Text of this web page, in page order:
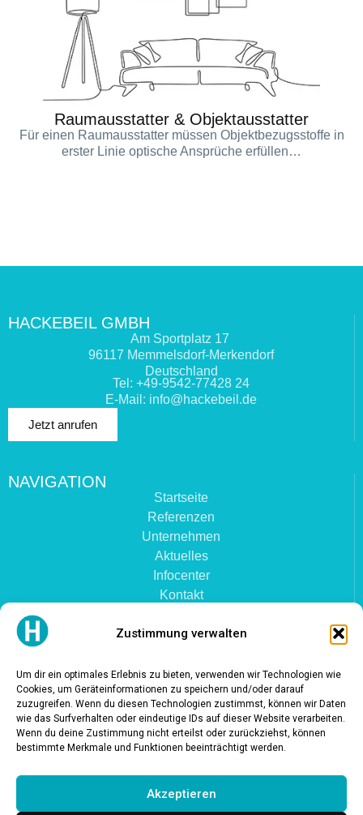
Zustimmung verwalten
Um dir ein optimales Erlebnis zu bieten, verwenden wir Technologien wie
Cookies, um Geräteinformationen zu speichern und/oder darauf
zuzugreifen. Wenn du diesen Technologien zustimmst, können wir Daten
wie das Surfverhalten oder eindeutige IDs auf dieser Website verarbeiten.
Wenn du deine Zustimmung nicht erteilst oder zurückziehst, können
bestimmte Merkmale und Funktionen beeinträchtigt werden.
Akzeptieren
Raumausstatter & Objektausstatter
Für einen Raumausstatter müssen Objektbezugsstoffe in
erster Linie optische Ansprüche erfüllen…
HACKEBEIL GMBH
Am Sportplatz 17
96117 Memmelsdorf-Merkendorf
Deutschland
Tel: +49-9542-77428 24
E-Mail: info@hackebeil.de
Jetzt anrufen
NAVIGATION
Startseite
Referenzen
Unternehmen
Aktuelles
Infocenter
Kontakt
KOLLEKTIONEN
Mikrofaser NIROXX
Polyurethan PUxx
RECHTLICHES
Cookie-Richtlinie (EU)